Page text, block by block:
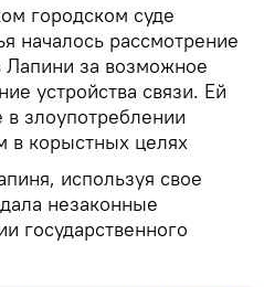
городском суде
началось рассмотрение
Лапини за возможное
устройства связи. Ей
злоупотреблении
корыстных целях
используя свое
незаконные
государственного